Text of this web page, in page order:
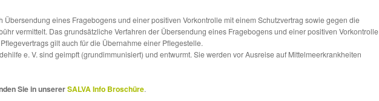
Übersendung eines Fragebogens und einer positiven Vorkontrolle mit einem Schutzvertrag sowie gegen die
vermittelt. Das grundsätzliche Verfahren der Übersendung eines Fragebogens und einer positiven Vorkontrolle
gilt auch für die Übernahme einer Pflegestelle.
e. V. sind geimpft (grundimmunisiert) und entwurmt. Sie werden vor Ausreise auf Mittelmeerkrankheiten
Sie in unsererSALVA Info Broschüre.